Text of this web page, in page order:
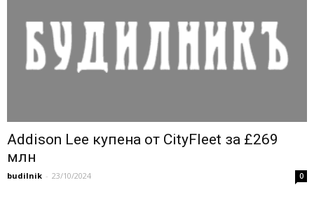
Addison Lee купена от CityFleet за £269
млн
budilnik - 23/10/2024 0